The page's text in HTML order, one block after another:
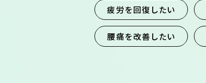
疲労を回復したい
腰痛を改善したい